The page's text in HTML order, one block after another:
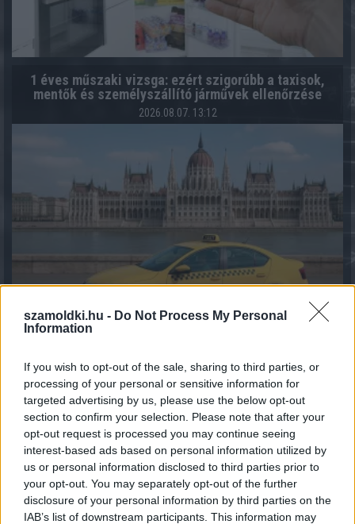
szamoldki.hu - Do Not Process My Personal
Information
If you wish to opt-out of the sale, sharing to third parties, or
processing of your personal or sensitive information for
targeted advertising by us, please use the below opt-out
section to confirm your selection. Please note that after your
opt-out request is processed you may continue seeing
interest-based ads based on personal information utilized by
us or personal information disclosed to third parties prior to
your opt-out. You may separately opt-out of the further
disclosure of your personal information by third parties on the
IAB’s list of downstream participants. This information may
1 éves műszaki vizsga: ezért szigorúbb a taxisok,
mentők és személyszállító járművek ellenőrzése
2026.08.07. 13:12
Fenntarthatóbb nyaralás külföldön: hét egyszerű
szokás, amellyel a magyar utazók csökkenthetik
környezeti lábnyomukat
2026.08.07. 12:48